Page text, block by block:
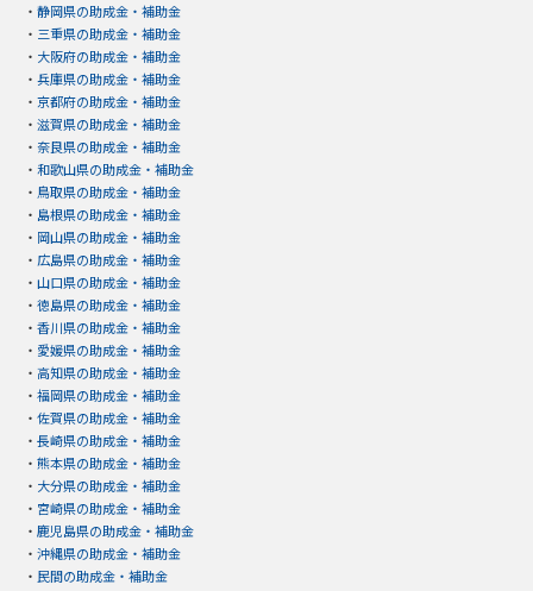
・ 静岡県の助成金・補助金
・ 三重県の助成金・補助金
・ 大阪府の助成金・補助金
・ 兵庫県の助成金・補助金
・ 京都府の助成金・補助金
・ 滋賀県の助成金・補助金
・ 奈良県の助成金・補助金
・ 和歌山県の助成金・補助金
・ 鳥取県の助成金・補助金
・ 島根県の助成金・補助金
・ 岡山県の助成金・補助金
・ 広島県の助成金・補助金
・ 山口県の助成金・補助金
・ 徳島県の助成金・補助金
・ 香川県の助成金・補助金
・ 愛媛県の助成金・補助金
・ 高知県の助成金・補助金
・ 福岡県の助成金・補助金
・ 佐賀県の助成金・補助金
・ 長崎県の助成金・補助金
・ 熊本県の助成金・補助金
・ 大分県の助成金・補助金
・ 宮崎県の助成金・補助金
・ 鹿児島県の助成金・補助金
・ 沖縄県の助成金・補助金
・ 民間の助成金・補助金